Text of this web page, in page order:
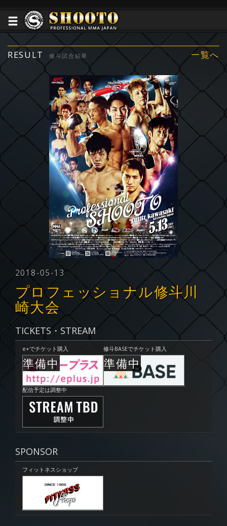
RESULT 修斗試合結果 一覧へ
2018-05-13
プロフェッショナル修斗川
崎大会
TICKETS・STREAM
e+でチケット購入 修斗BASEでチケット購入
配信予定は調整中
SPONSOR
フィットネスショップ